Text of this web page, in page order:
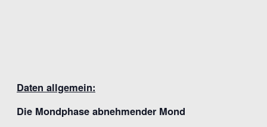
Daten allgemein:
Die Mondphase abnehmender Mond